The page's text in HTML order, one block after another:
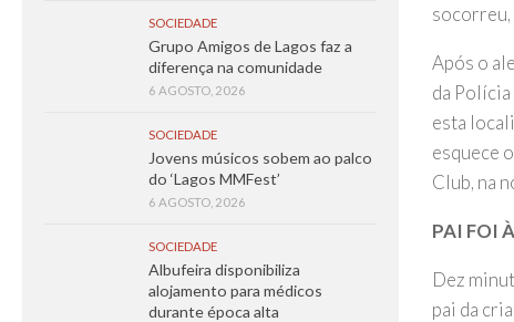
socorreu,
Após o
da
esta
esquece
Club, na
PAI FOI
Dez
pai da
SOCIEDADE
Grupo Amigos de Lagos faz a
diferença na comunidade
6 AGOSTO, 2026
SOCIEDADE
Jovens músicos sobem ao palco
do ‘Lagos MMFest’
6 AGOSTO, 2026
SOCIEDADE
Albufeira disponibiliza
alojamento para médicos
durante época alta